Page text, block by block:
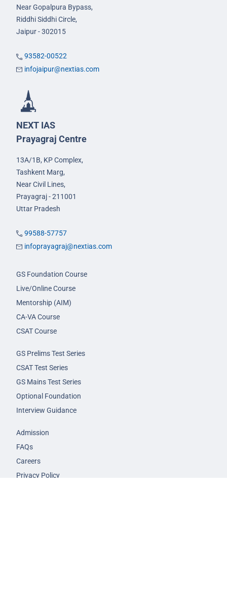
Near Gopalpura Bypass,
Riddhi Siddhi Circle,
Jaipur - 302015
93582-00522
infojaipur@nextias.com
NEXT IAS
Prayagraj Centre
13A/1B, KP Complex,
Tashkent Marg,
Near Civil Lines,
Prayagraj - 211001
Uttar Pradesh
99588-57757
infoprayagraj@nextias.com
GS Foundation Course
Live/Online Course
Mentorship (AIM)
CA-VA Course
CSAT Course
GS Prelims Test Series
CSAT Test Series
GS Mains Test Series
Optional Foundation
Interview Guidance
Admission
FAQs
Careers
Privacy Policy